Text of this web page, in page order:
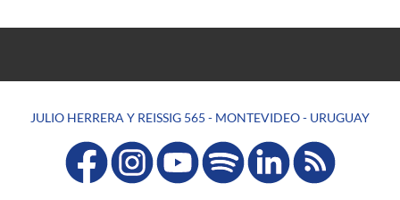
JULIO HERRERA Y REISSIG 565 - MONTEVIDEO - URUGUAY